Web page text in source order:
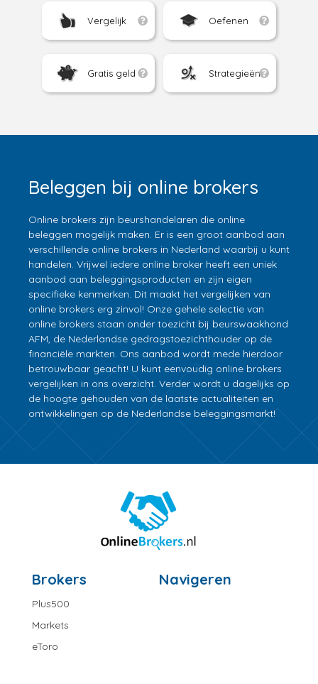
Vergelijk Oefenen
Gratis geld Strategieën
Beleggen bij online brokers
Online brokers zijn beurshandelaren die online
beleggen mogelijk maken. Er is een groot aanbod aan
verschillende online brokers in Nederland waarbij u kunt
handelen. Vrijwel iedere online broker heeft een uniek
aanbod aan beleggingsproducten en zijn eigen
specifieke kenmerken. Dit maakt het vergelijken van
online brokers erg zinvol! Onze gehele selectie van
online brokers staan onder toezicht bij beurswaakhond
AFM, de Nederlandse gedragstoezichthouder op de
financiële markten. Ons aanbod wordt mede hierdoor
betrouwbaar geacht! U kunt eenvoudig online brokers
vergelijken in ons overzicht. Verder wordt u dagelijks op
de hoogte gehouden van de laatste actualiteiten en
ontwikkelingen op de Nederlandse beleggingsmarkt!
Brokers
Plus500
Markets
eToro
Navigeren